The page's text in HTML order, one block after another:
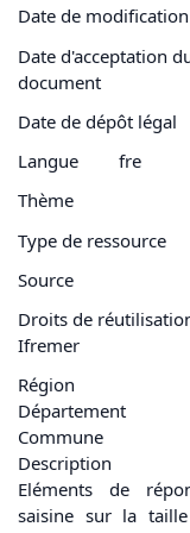
Date de modification
Date d'acceptation
document
Date de dépôt légal
Langue
fre
Thème
Type de ressource
Source
Droits de
Ifremer
Région
Département
Commune
Description
Eléments de
saisine sur la